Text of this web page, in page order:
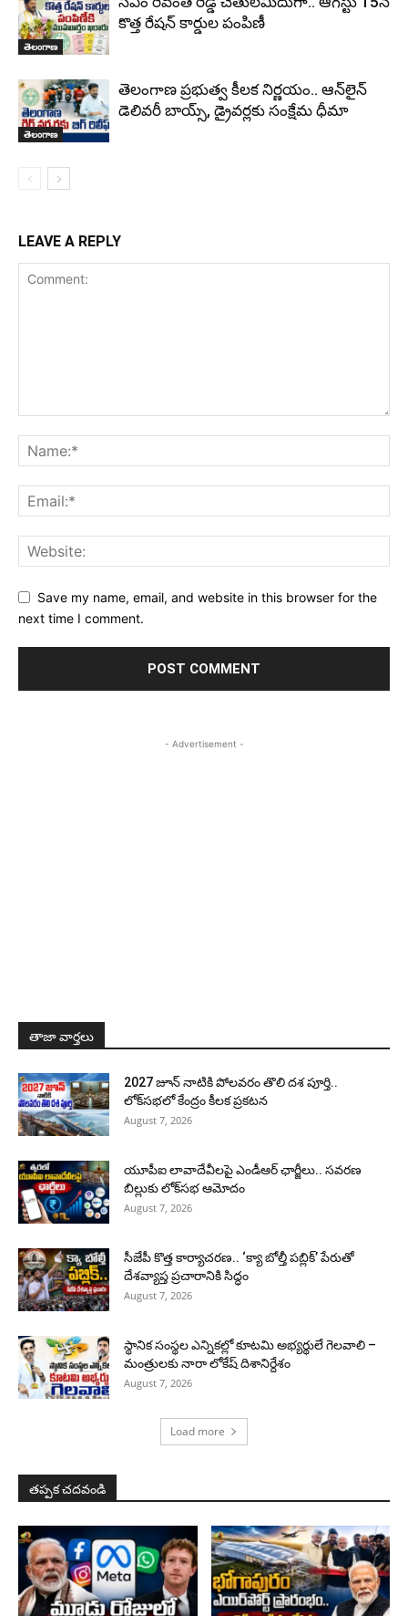
తెలంగాణ
కొత్త రేషన్ కార్డుల పంపిణీ
తెలంగాణ
తెలంగాణ ప్రభుత్వ కీలక నిర్ణయం.. ఆన్‌లైన్
డెలివరీ బాయ్స్, డ్రైవర్లకు సంక్షేమ ధీమా
LEAVE A REPLY
Save my name, email, and website in this browser for the
next time I comment.
- Advertisement -
తాజా వార్తలు
2027 జూన్ నాటికి పోలవరం తొలి దశ పూర్తి..
లోక్‌సభలో కేంద్రం కీలక ప్రకటన
August 7, 2026
యూపీఐ లావాదేవీలపై ఎండీఆర్ ఛార్జీలు.. సవరణ
బిల్లుకు లోక్‌సభ ఆమోదం
August 7, 2026
సీజేపీ కొత్త కార్యాచరణ.. ‘క్యా బోల్తీ పబ్లిక్’ పేరుతో
దేశవ్యాప్త ప్రచారానికి సిద్ధం
August 7, 2026
స్థానిక సంస్థల ఎన్నికల్లో కూటమి అభ్యర్థులే గెలవాలి –
మంత్రులకు నారా లోకేష్ దిశానిర్దేశం
August 7, 2026
Load more
తప్పక చదవండి